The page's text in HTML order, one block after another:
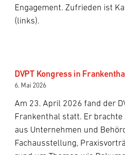
Engagement. Zufrieden ist
(links).
DVPT Kongress in
6. Mai 2026
Am 23. April 2026 fand der
Frankenthal statt. Er
aus Unternehmen und
Fachausstellung,